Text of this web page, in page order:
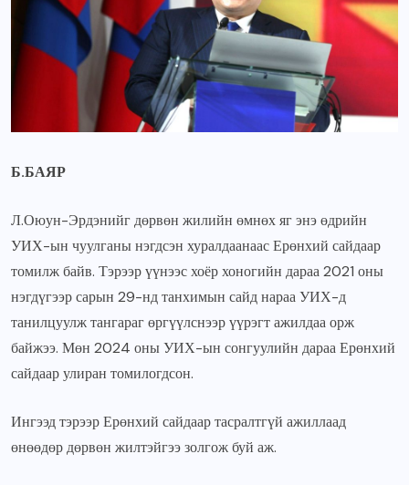
Б.БАЯР
Л.Оюун-Эрдэнийг дөрвөн жилийн өмнөх яг энэ өдрийн
УИХ-ын чуулганы нэгдсэн хуралдаанаас Ерөнхий сайдаар
томилж байв. Тэрээр үүнээс хоёр хоногийн дараа 2021 оны
нэгдүгээр сарын 29-нд танхимын сайд нараа УИХ-д
танилцуулж тангараг өргүүлснээр үүрэгт ажилдаа орж
байжээ. Мөн 2024 оны УИХ-ын сонгуулийн дараа Ерөнхий
сайдаар улиран томилогдсон.
Ингээд тэрээр Ерөнхий сайдаар тасралтгүй ажиллаад
өнөөдөр дөрвөн жилтэйгээ золгож буй аж.